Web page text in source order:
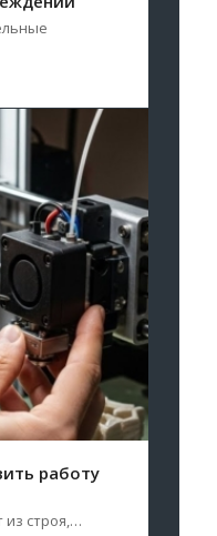
работу
из строя,…